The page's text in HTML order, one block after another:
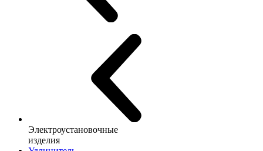
Электроустановочные
изделия